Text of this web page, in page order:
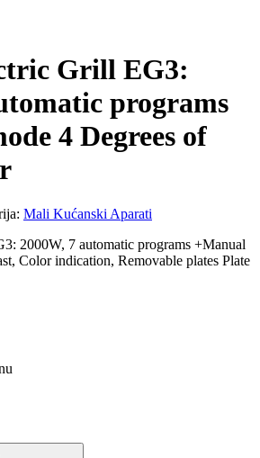
Grill EG3:
programs
4 Degrees of
Mali Kućanski Aparati
2000W, 7 automatic programs +Manual
Color indication, Removable plates Plate